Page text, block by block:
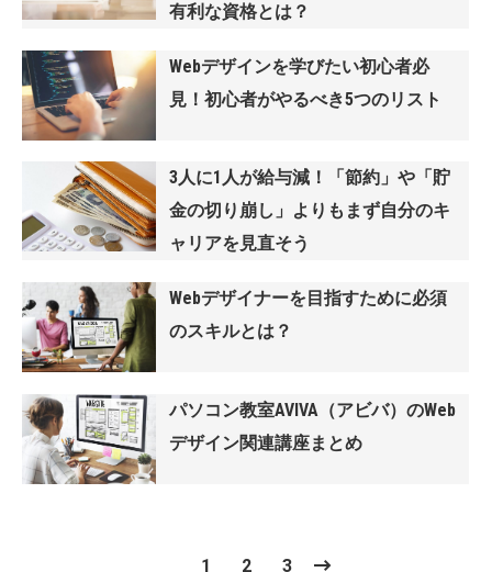
有利な資格とは？
Webデザインを学びたい初心者必
見！初心者がやるべき5つのリスト
3人に1人が給与減！「節約」や「貯
金の切り崩し」よりもまず自分のキ
ャリアを見直そう
Webデザイナーを目指すために必須
のスキルとは？
パソコン教室AVIVA（アビバ）のWeb
デザイン関連講座まとめ
1 2 3